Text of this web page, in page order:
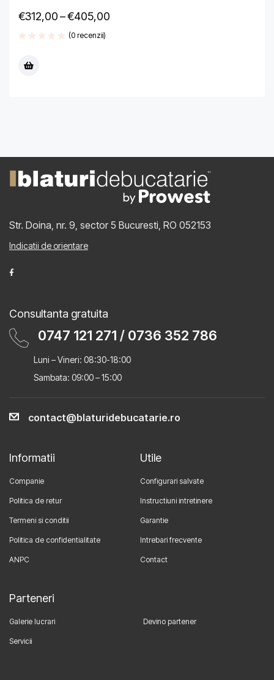
€312,00–€405,00
(0 recenzii)
Str. Doina, nr. 9, sector 5 Bucuresti, RO 052153
Indicatii de orientare
Consultanta gratuita
0747 121 271 / 0736 352 786
Luni – Vineri: 08:30-18:00
Sambata: 09:00 – 15:00
contact@blaturidebucatarie.ro
Informatii
Companie
Politica de retur
Termeni si conditii
Politica de confidentialitate
ANPC
Utile
Configurari salvate
Instructiuni intretinere
Garantie
Intrebari frecvente
Contact
Parteneri
Galerie lucrari Devino partener
Servicii